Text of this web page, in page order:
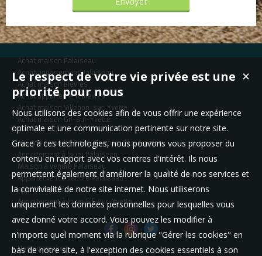
Achat maison Palaiseau
Achat appartement Palaiseau
Achat maison Bièvres
Achat appartement Bièvres
Achat maison Villebon-sur-Yvette
Achat maison Gif-sur-Yvette
Maison à vendre Saint-Germain-lès-Arpajon
Appartement à louer Palaiseau
Maison à vendre Palaiseau
Appartement à vendre Palaiseau
Appartement à louer Les Ulis
Appartement à louer Gif-sur-Yvette
Nos Honoraires
✕
Le respect de votre vie privée est une
priorité pour nous
Nous utilisons des cookies afin de vous offrir une expérience
optimale et une communication pertinente sur notre site.
Grace à ces technologies, nous pouvons vous proposer du
contenu en rapport avec vos centres d'intérêt. Ils nous
permettent également d'améliorer la qualité de nos services et
la convivialité de notre site internet. Nous utiliserons
uniquement les données personnelles pour lesquelles vous
avez donné votre accord. Vous pouvez les modifier à
n'importe quel moment via la rubrique "Gérer les cookies" en
bas de notre site, à l'exception des cookies essentiels à son